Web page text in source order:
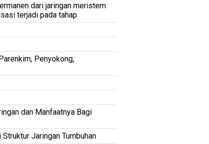
dari jaringan meristem
terjadi pada tahap
Penyokong,
dan Manfaatnya Bagi
Jaringan Tumbuhan